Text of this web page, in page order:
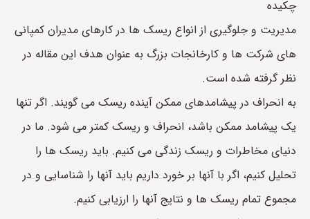
چکیده
مدیریت و جلوگیری از انواع ریسک ها در کارهای مدیران کمپانی
های شرکت ها و کارخانجات بزرگ به عنوان هدف این مقاله در
نظر گرفته شده است.
به انحراف در پیشامدهای ممکن آینده ریسک می گویند. اگر تنها
یک پیشامد ممکن باشد، انحراف و ریسک کمتر می شود. ما در
دنیای مخاطرات و ریسک زندگی می کنیم. باید ریسک ها را
تحلیل کنیم، اگر با آنها بر خورد داریم باید آنها را شناسایی و در
مجموع تمام ریسک ها و نتایج آنها را ارزیابی کنیم.